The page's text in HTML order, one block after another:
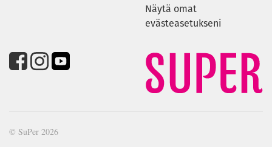
Näytä omat
evästeasetukseni
© SuPer 2026